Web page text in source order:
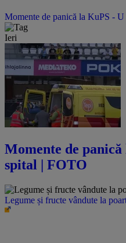
Momente de panică la KuPS -
Ieri
Momente de
spital | FOTO
Legume și fructe vândute la